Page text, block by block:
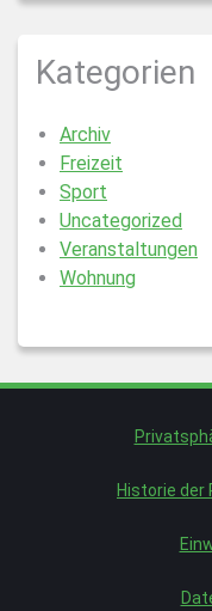
Kategorien
Archiv
Freizeit
Sport
Uncategorized
Veranstaltungen
Wohnung
Historie der